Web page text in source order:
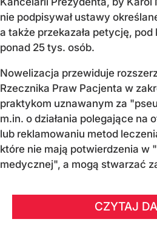
nie podpisywał ustawy
a także przekazała petycję, pod
ponad 25 tys. osób.
Nowelizacja przewiduje
Rzecznika Praw Pacjenta w
praktykom uznawanym za
m.in. o działania polegające na
lub reklamowaniu metod
które nie mają potwierdzenia w
medycznej", a mogą stwarzać
CZYTAJ